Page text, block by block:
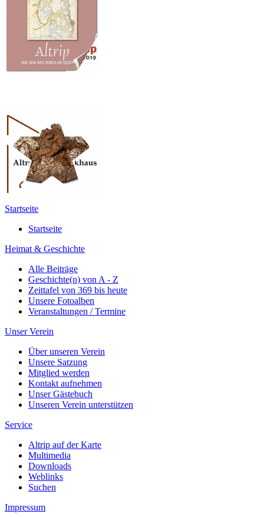
Startseite
Startseite
Heimat & Geschichte
Alle Beiträge
Geschichte(n) von A - Z
Zeittafel von 369 bis heute
Unsere Fotoalben
Veranstaltungen / Termine
Unser Verein
Über unseren Verein
Unsere Satzung
Mitglied werden
Kontakt aufnehmen
Unser Gästebuch
Unseren Verein unterstützen
Service
Altrip auf der Karte
Multimedia
Downloads
Weblinks
Suchen
Impressum